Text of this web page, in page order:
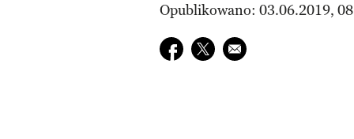
Opublikowano: 03.06.2019,
Udostępnij na facebook
Udostępnij na twitter
E-mail do przyjaciela